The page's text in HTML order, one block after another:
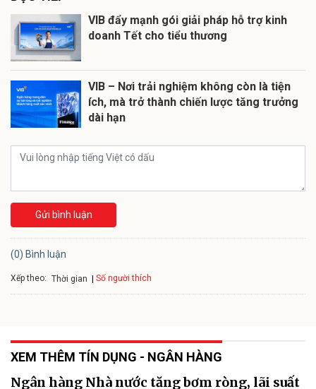
VIB đẩy mạnh gói giải pháp hỗ trợ kinh
doanh Tết cho tiểu thương
VIB – Nơi trải nghiệm không còn là tiện
ích, mà trở thành chiến lược tăng trưởng
dài hạn
Gửi bình luận
(0) Bình luận
Xếp theo: Thời gian Số người thích
XEM THÊM TÍN DỤNG - NGÂN HÀNG
Ngân hàng Nhà nước tăng bơm ròng, lãi suất